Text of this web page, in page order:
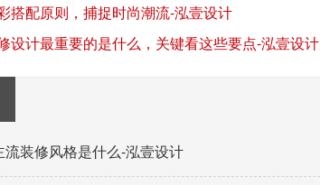
搭配原则，捕捉时尚潮流-泓壹设计
设计最重要的是什么，关键看这些要点-泓壹设计
装修风格是什么-泓壹设计